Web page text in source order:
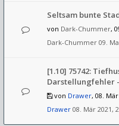
Seltsam bunte
von Dark-Chummer,
Dark-Chummer 09.
[1.10] 75742:
Darstellungfehler
von Drawer, 08.
Drawer 08. Mär 2021,